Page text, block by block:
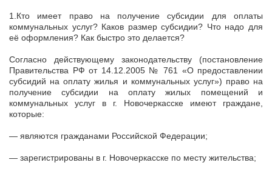
1.Кто имеет право на получение субсидии для оплаты
коммунальных услуг? Каков размер субсидии? Что надо для
её оформления? Как быстро это делается?
Согласно действующему законодательству (постановление
Правительства РФ от 14.12.2005 № 761 «О предоставлении
субсидий на оплату жилья и коммунальных услуг») право на
получение субсидии на оплату жилых помещений и
коммунальных услуг в г. Новочеркасске имеют граждане,
которые:
— являются гражданами Российской Федерации;
— зарегистрированы в г. Новочеркасске по месту жительства;